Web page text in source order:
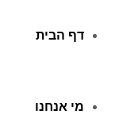
דף הבית
מי אנחנו